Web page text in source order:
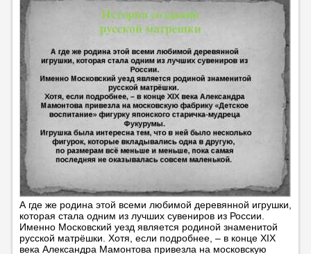
А где же родина этой всеми любимой деревянной игрушки,
которая стала одним из лучших сувениров из России.
Именно Московский уезд является родиной знаменитой
русской матрёшки. Хотя, если подробнее, – в конце ХIХ
века Александра Мамонтова привезла на московскую